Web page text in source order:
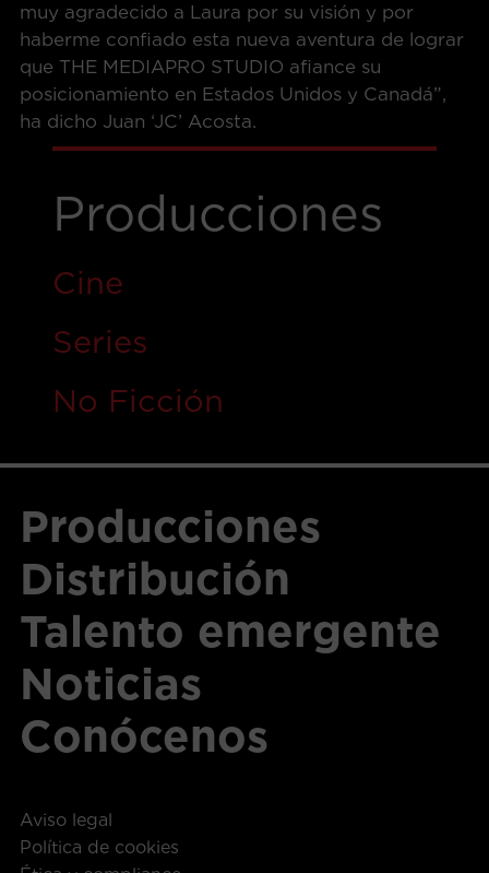
muy agradecido a Laura por su visión y por
haberme confiado esta nueva aventura de lograr
que THE MEDIAPRO STUDIO afiance su
posicionamiento en Estados Unidos y Canadá”,
ha dicho Juan ‘JC’ Acosta.
Producciones
Cine
Series
No Ficción
Producciones
Distribución
Talento emergente
Noticias
Conócenos
Aviso legal
Política de cookies